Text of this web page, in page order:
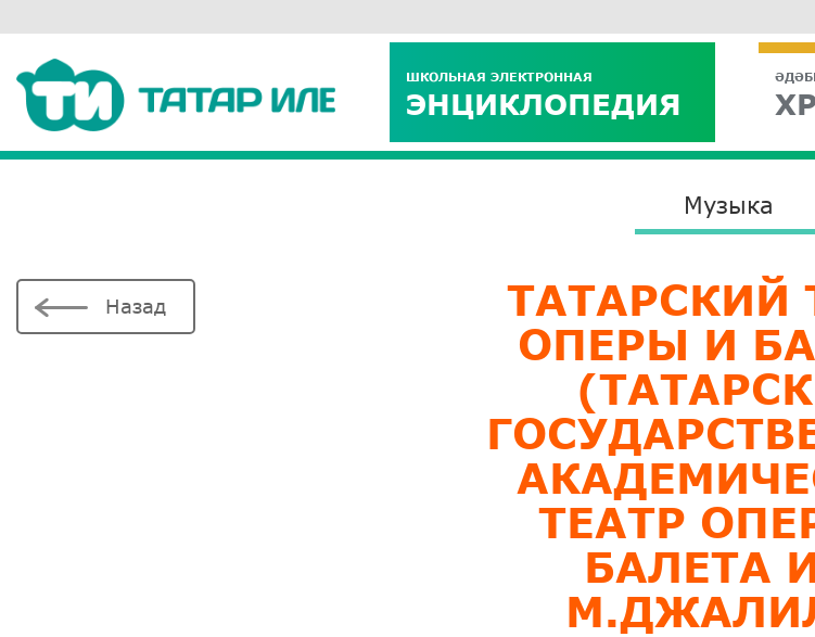
ШКОЛЬНАЯ ЭЛЕКТРОННАЯ
ЭНЦИКЛОПЕДИЯ
Назад
Музыка
​ТАТАРСКИЙ
ОПЕРЫ И
ТЕАТР
БАЛЕТА